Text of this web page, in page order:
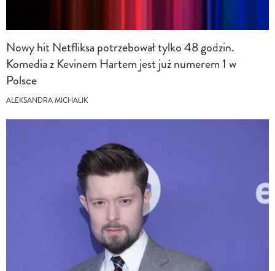
Nowy hit Netfliksa potrzebował tylko 48 godzin.
Komedia z Kevinem Hartem jest już numerem 1 w
Polsce
ALEKSANDRA MICHALIK